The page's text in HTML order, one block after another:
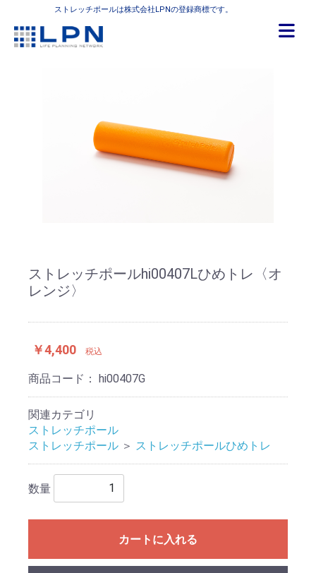
ストレッチポールは株式会社LPNの登録商標です。
ストレッチポールhi00407Lひめトレ〈オ
レンジ〉
￥4,400 税込
商品コード： hi00407G
関連カテゴリ
ストレッチポール
ストレッチポール ＞ ストレッチポールひめトレ
数量
カートに入れる